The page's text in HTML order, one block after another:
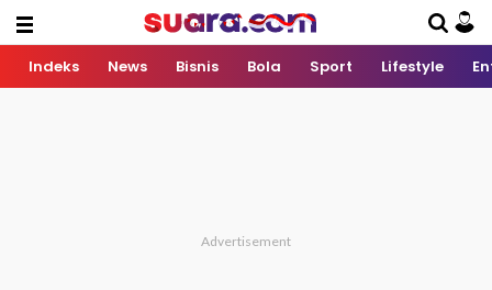
Indeks News Bisnis Bola Sport Lifestyle